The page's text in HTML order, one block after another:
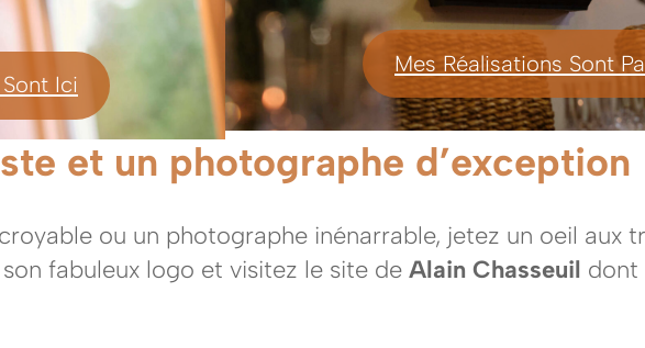
Ici
Mes Réalisations Sont
et un photographe d’exception
ou un photographe inénarrable, jetez un oeil aux
fabuleux logo et visitez le site de Alain Chasseuil dont